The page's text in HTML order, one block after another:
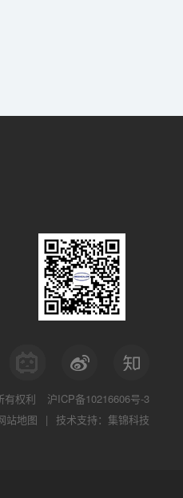
有权利
沪ICP备10216606号-3
站地图 | 技术支持：集锦科技